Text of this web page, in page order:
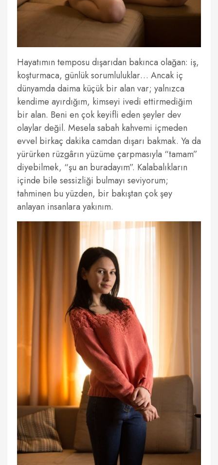
Hayatımın temposu dışarıdan bakınca olağan: iş,
koşturmaca, günlük sorumluluklar… Ancak iç
dünyamda daima küçük bir alan var; yalnızca
kendime ayırdığım, kimseyi ivedi ettirmediğim
bir alan. Beni en çok keyifli eden şeyler dev
olaylar değil. Mesela sabah kahvemi içmeden
evvel birkaç dakika camdan dışarı bakmak. Ya da
yürürken rüzgârın yüzüme çarpmasıyla “tamam”
diyebilmek, “şu an buradayım”. Kalabalıkların
içinde bile sessizliği bulmayı seviyorum;
tahminen bu yüzden, bir bakıştan çok şey
anlayan insanlara yakınım.